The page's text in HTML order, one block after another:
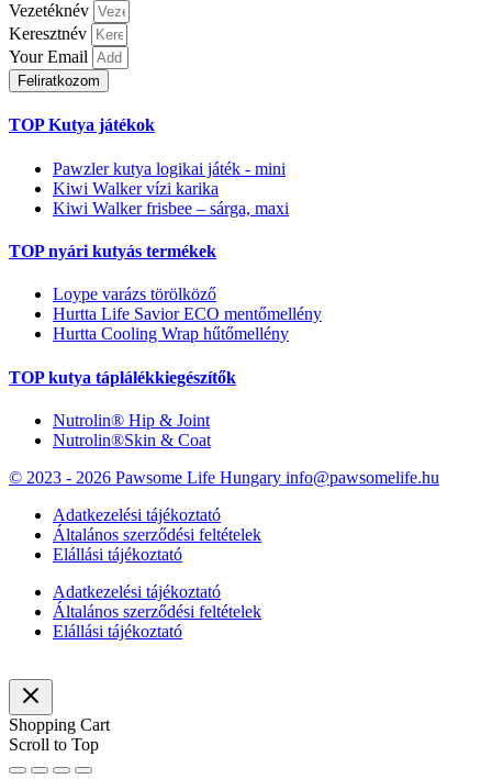
Vezetéknév
Keresztnév
Your Email
Feliratkozom
TOP Kutya játékok
Pawzler kutya logikai játék - mini
Kiwi Walker vízi karika
Kiwi Walker frisbee – sárga, maxi
TOP nyári kutyás termékek
Loype varázs törölköző
Hurtta Life Savior ECO mentőmellény
Hurtta Cooling Wrap hűtőmellény
TOP kutya táplálékkiegészítők
Nutrolin® Hip & Joint
Nutrolin®Skin & Coat
© 2023 - 2026 Pawsome Life Hungary info@pawsomelife.hu
Adatkezelési tájékoztató
Általános szerződési feltételek
Elállási tájékoztató
Adatkezelési tájékoztató
Általános szerződési feltételek
Elállási tájékoztató
Shopping Cart
Scroll to Top